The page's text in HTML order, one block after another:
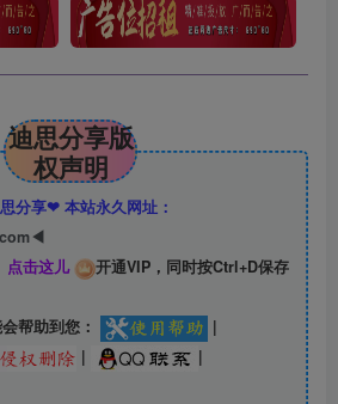
迪思分享版
权声明
分享❤ 本站永久网址：
点击这儿
开通VIP，同时按Ctrl+D保存
帮助到您：
|
| |